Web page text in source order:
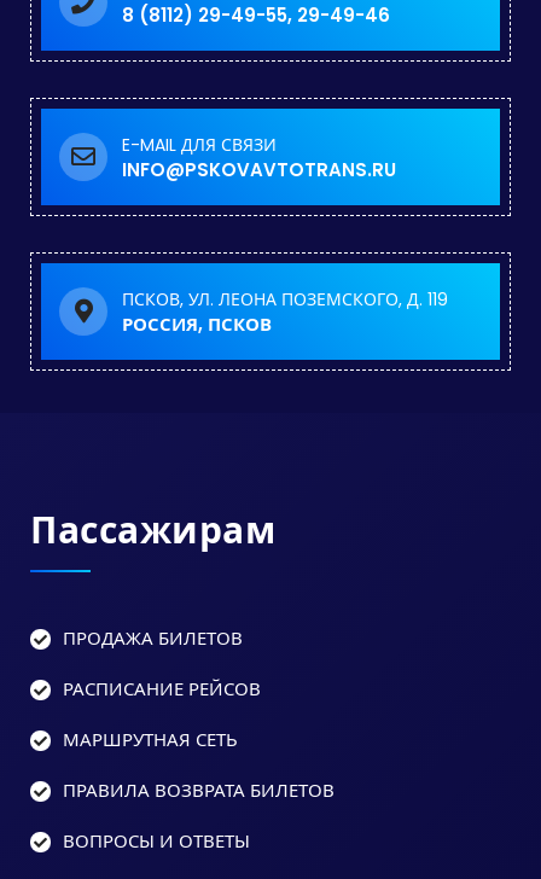
8 (8112) 29-49-55, 29-49-46
E-MAIL ДЛЯ СВЯЗИ
INFO@PSKOVAVTOTRANS.RU
ПСКОВ, УЛ. ЛЕОНА ПОЗЕМСКОГО, Д. 119
РОССИЯ, ПСКОВ
Пассажирам
ПРОДАЖА БИЛЕТОВ
РАСПИСАНИЕ РЕЙСОВ
МАРШРУТНАЯ СЕТЬ
ПРАВИЛА ВОЗВРАТА БИЛЕТОВ
ВОПРОСЫ И ОТВЕТЫ